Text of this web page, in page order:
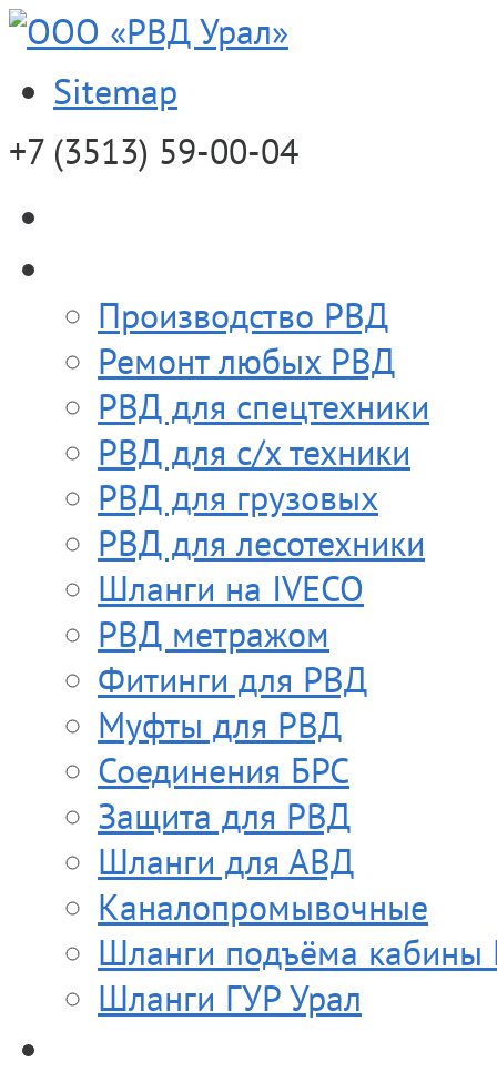
Sitemap
+7 (3513) 59-00-04
Производство РВД
Ремонт любых РВД
РВД для спецтехники
РВД для с/х техники
РВД для грузовых
РВД для лесотехники
Шланги на IVECO
РВД метражом
Фитинги для РВД
Муфты для РВД
Соединения БРС
Защита для РВД
Шланги для АВД
Каналопромывочные
Шланги подъёма
Шланги ГУР Урал